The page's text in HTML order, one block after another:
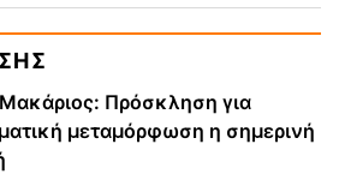
Πρόσκληση για
μεταμόρφωση η σημερινή